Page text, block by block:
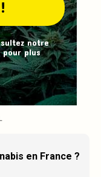
notre
pour plus
en France ?